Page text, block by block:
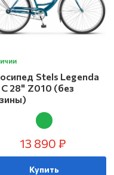
Stels Legenda
28" Z010 (без
13 890 ₽
Купить